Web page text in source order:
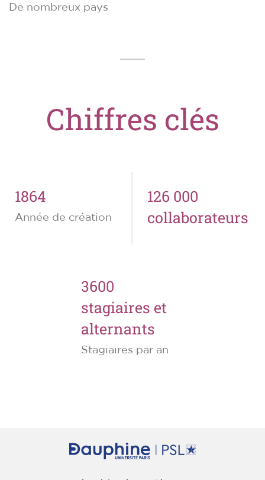
De nombreux pays
Chiffres clés
1864
Année de création
126 000
collaborateurs
3600
stagiaires et
alternants
Stagiaires par an